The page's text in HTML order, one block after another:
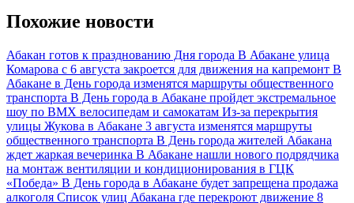
Похожие новости
Абакан готов к празднованию Дня города В Абакане улица
Комарова с 6 августа закроется для движения на капремонт В
Абакане в День города изменятся маршруты общественного
транспорта В День города в Абакане пройдет экстремальное
шоу по ВМХ велосипедам и самокатам Из-за перекрытия
улицы Жукова в Абакане 3 августа изменятся маршруты
общественного транспорта В День города жителей Абакана
ждет жаркая вечеринка В Абакане нашли нового подрядчика
на монтаж вентиляции и кондиционирования в ГЦК
«Победа» В День города в Абакане будет запрещена продажа
алкоголя Список улиц Абакана где перекроют движение 8